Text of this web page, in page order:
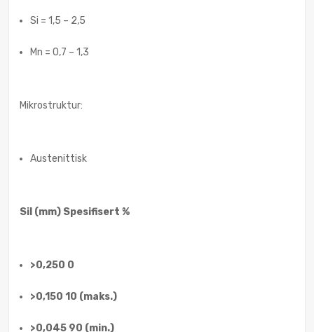
Si = 1,5 – 2,5
Mn = 0,7 – 1,3
Mikrostruktur:
Austenittisk
Sil (mm) Spesifisert %
>0,250 0
>0,150 10 (maks.)
>0,045 90 (min.)